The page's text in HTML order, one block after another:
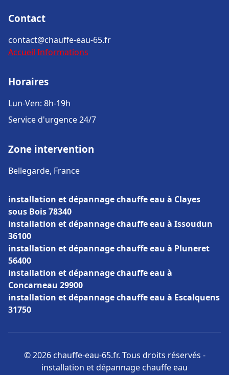
Contact
contact@chauffe-eau-65.fr
Accueil Informations
Horaires
Lun-Ven: 8h-19h
Service d'urgence 24/7
Zone intervention
Bellegarde, France
installation et dépannage chauffe eau à Clayes
sous Bois 78340
installation et dépannage chauffe eau à Issoudun
36100
installation et dépannage chauffe eau à Pluneret
56400
installation et dépannage chauffe eau à
Concarneau 29900
installation et dépannage chauffe eau à Escalquens
31750
© 2026 chauffe-eau-65.fr. Tous droits réservés -
installation et dépannage chauffe eau